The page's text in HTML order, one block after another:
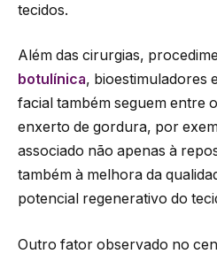
tecidos.
Além das cirurgias,
botulínica, bioestimuladores
facial também seguem entre
enxerto de gordura, por
associado não apenas à
também à melhora da
potencial regenerativo do
Outro fator observado no